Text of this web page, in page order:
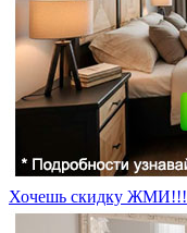
Хочешь скидку ЖМИ!!!